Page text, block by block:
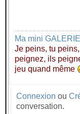
Ma mini
Je peins, tu
peignez, ils
jeu quand même
Connexion ou
conversation.